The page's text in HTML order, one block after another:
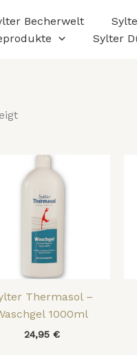
Becherwelt
Sylter
Beliebtheit
sortiert
Thermasol –
1000ml
24,95 €